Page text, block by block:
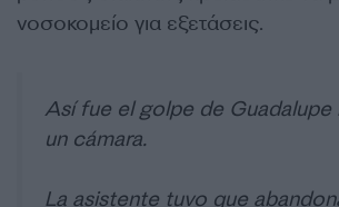
νοσοκομείο για εξετάσεις.
Así fue el golpe de Guadalupe
un cámara.
La asistente tuvo que